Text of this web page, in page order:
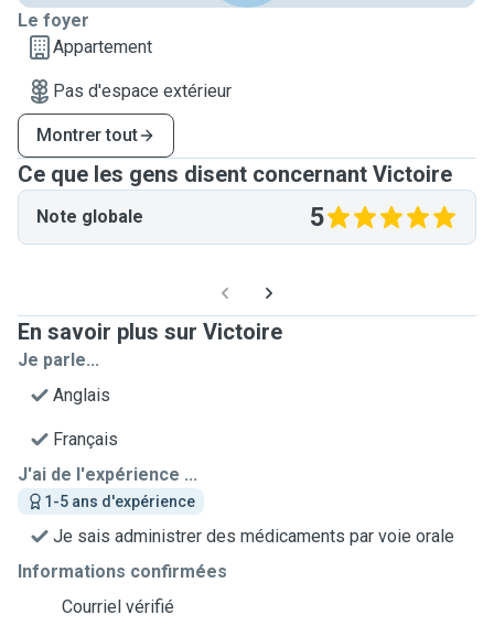
Le foyer
Appartement
Pas d'espace extérieur
Montrer tout
Ce que les gens disent concernant Victoire
Note globale 5
En savoir plus sur Victoire
Je parle...
Anglais
Français
J'ai de l'expérience ...
1-5 ans d'expérience
Je sais administrer des médicaments par voie orale
Informations confirmées
Courriel vérifié